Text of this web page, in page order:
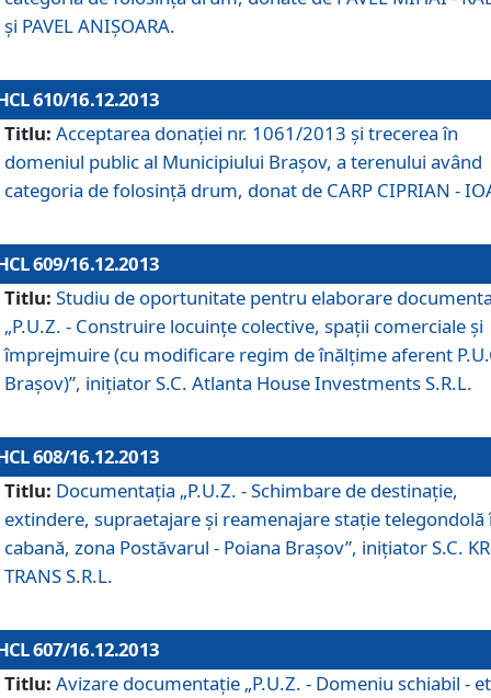
şi PAVEL ANIŞOARA.
610/16.12.2013
Titlu: Acceptarea donaţiei nr. 1061/2013 şi trecerea în
domeniul public al Municipiului Braşov, a terenului având
categoria de folosinţă drum, donat de CARP CIPRIAN -
609/16.12.2013
Titlu: Studiu de oportunitate pentru elaborare
„P.U.Z. - Construire locuinţe colective, spaţii comerciale şi
împrejmuire (cu modificare regim de înălţime aferent
Braşov)”, iniţiator S.C. Atlanta House Investments S.R.L.
608/16.12.2013
Titlu: Documentaţia „P.U.Z. - Schimbare de destinaţie,
extindere, supraetajare şi reamenajare staţie telegondolă
cabană, zona Postăvarul - Poiana Braşov”, iniţiator S.C.
TRANS S.R.L.
607/16.12.2013
Titlu: Avizare documentaţie „P.U.Z. - Domeniu schiabil -